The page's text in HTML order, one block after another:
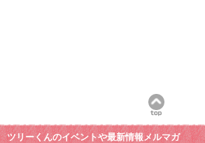
ツリーくんのイベントや最新情報メルマガ